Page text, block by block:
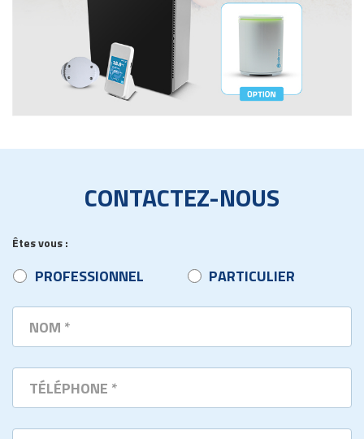
CONTACTEZ-NOUS
Êtes vous :
PROFESSIONNEL PARTICULIER